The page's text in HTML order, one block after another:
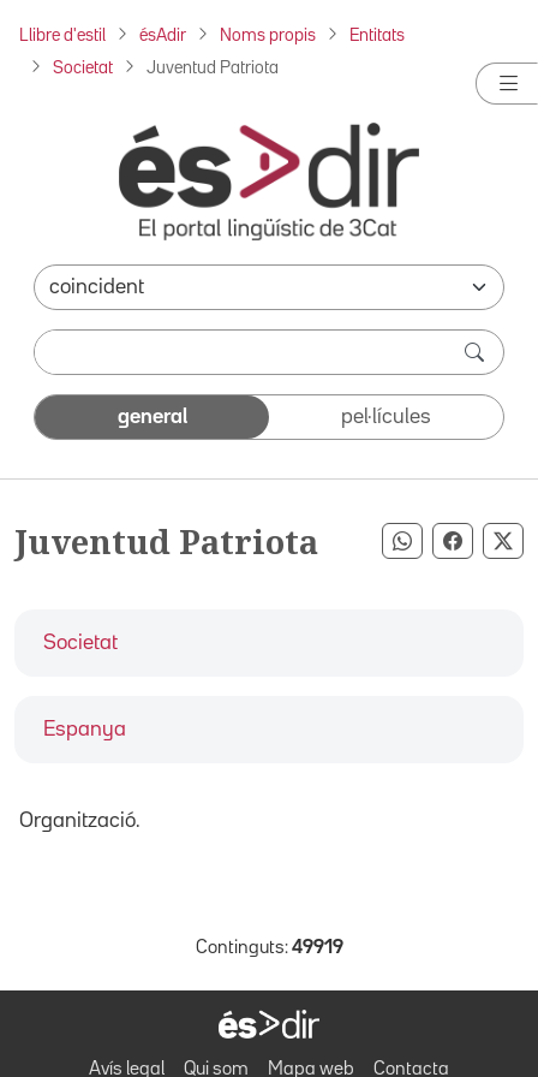
Llibre d'estil ésAdir Noms propis Entitats
Societat Juventud Patriota
general pel·lícules
Juventud Patriota Compartir
Societat
Espanya
Organització.
Continguts: 49919
Avís legal Qui som Mapa web Contacta